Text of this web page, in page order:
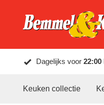
Dagelijks voor 22:00
Keuken collectie